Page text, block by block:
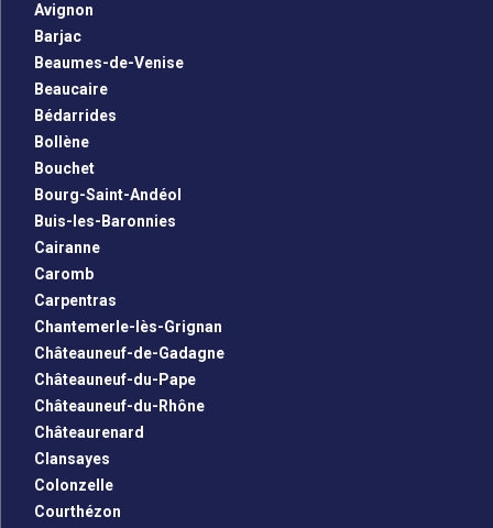
Avignon
Barjac
Beaumes-de-Venise
Beaucaire
Bédarrides
Bollène
Bouchet
Bourg-Saint-Andéol
Buis-les-Baronnies
Cairanne
Caromb
Carpentras
Chantemerle-lès-Grignan
Châteauneuf-de-Gadagne
Châteauneuf-du-Pape
Châteauneuf-du-Rhône
Châteaurenard
Clansayes
Colonzelle
Courthézon